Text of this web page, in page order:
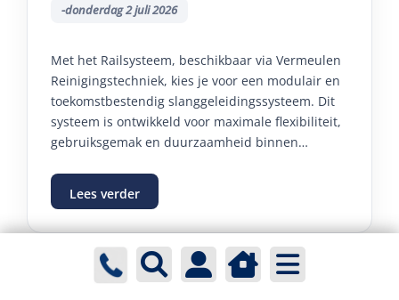
-donderdag 2 juli 2026
Met het Railsysteem, beschikbaar via Vermeulen
Reinigingstechniek, kies je voor een modulair en
toekomstbestendig slanggeleidingssysteem. Dit
systeem is ontwikkeld voor maximale flexibiliteit,
gebruiksgemak en duurzaamheid binnen
toepassingen.
Lees verder
Praktijktest: 48V accuplatform